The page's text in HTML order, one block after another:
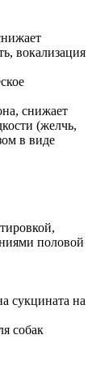
вокализация
снижает
(желчь,
в виде
половой
сукцината на
собак